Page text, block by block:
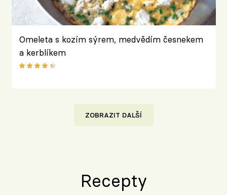
Omeleta s kozím sýrem, medvědím česnekem
a kerblíkem
ZOBRAZIT DALŠÍ
Recepty